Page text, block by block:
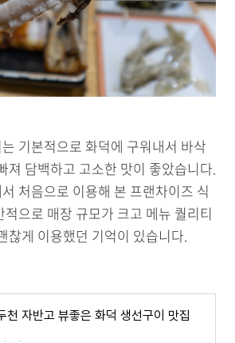
기본적으로 화덕에 구워내서 바삭
져 담백하고 고소한 맛이 좋았습니다.
처음으로 이용해 본 프랜차이즈 식
으로 매장 규모가 크고 메뉴 퀄리티
찮게 이용했던 기억이 있습니다.
천 자반고 뷰좋은 화덕 생선구이 맛집